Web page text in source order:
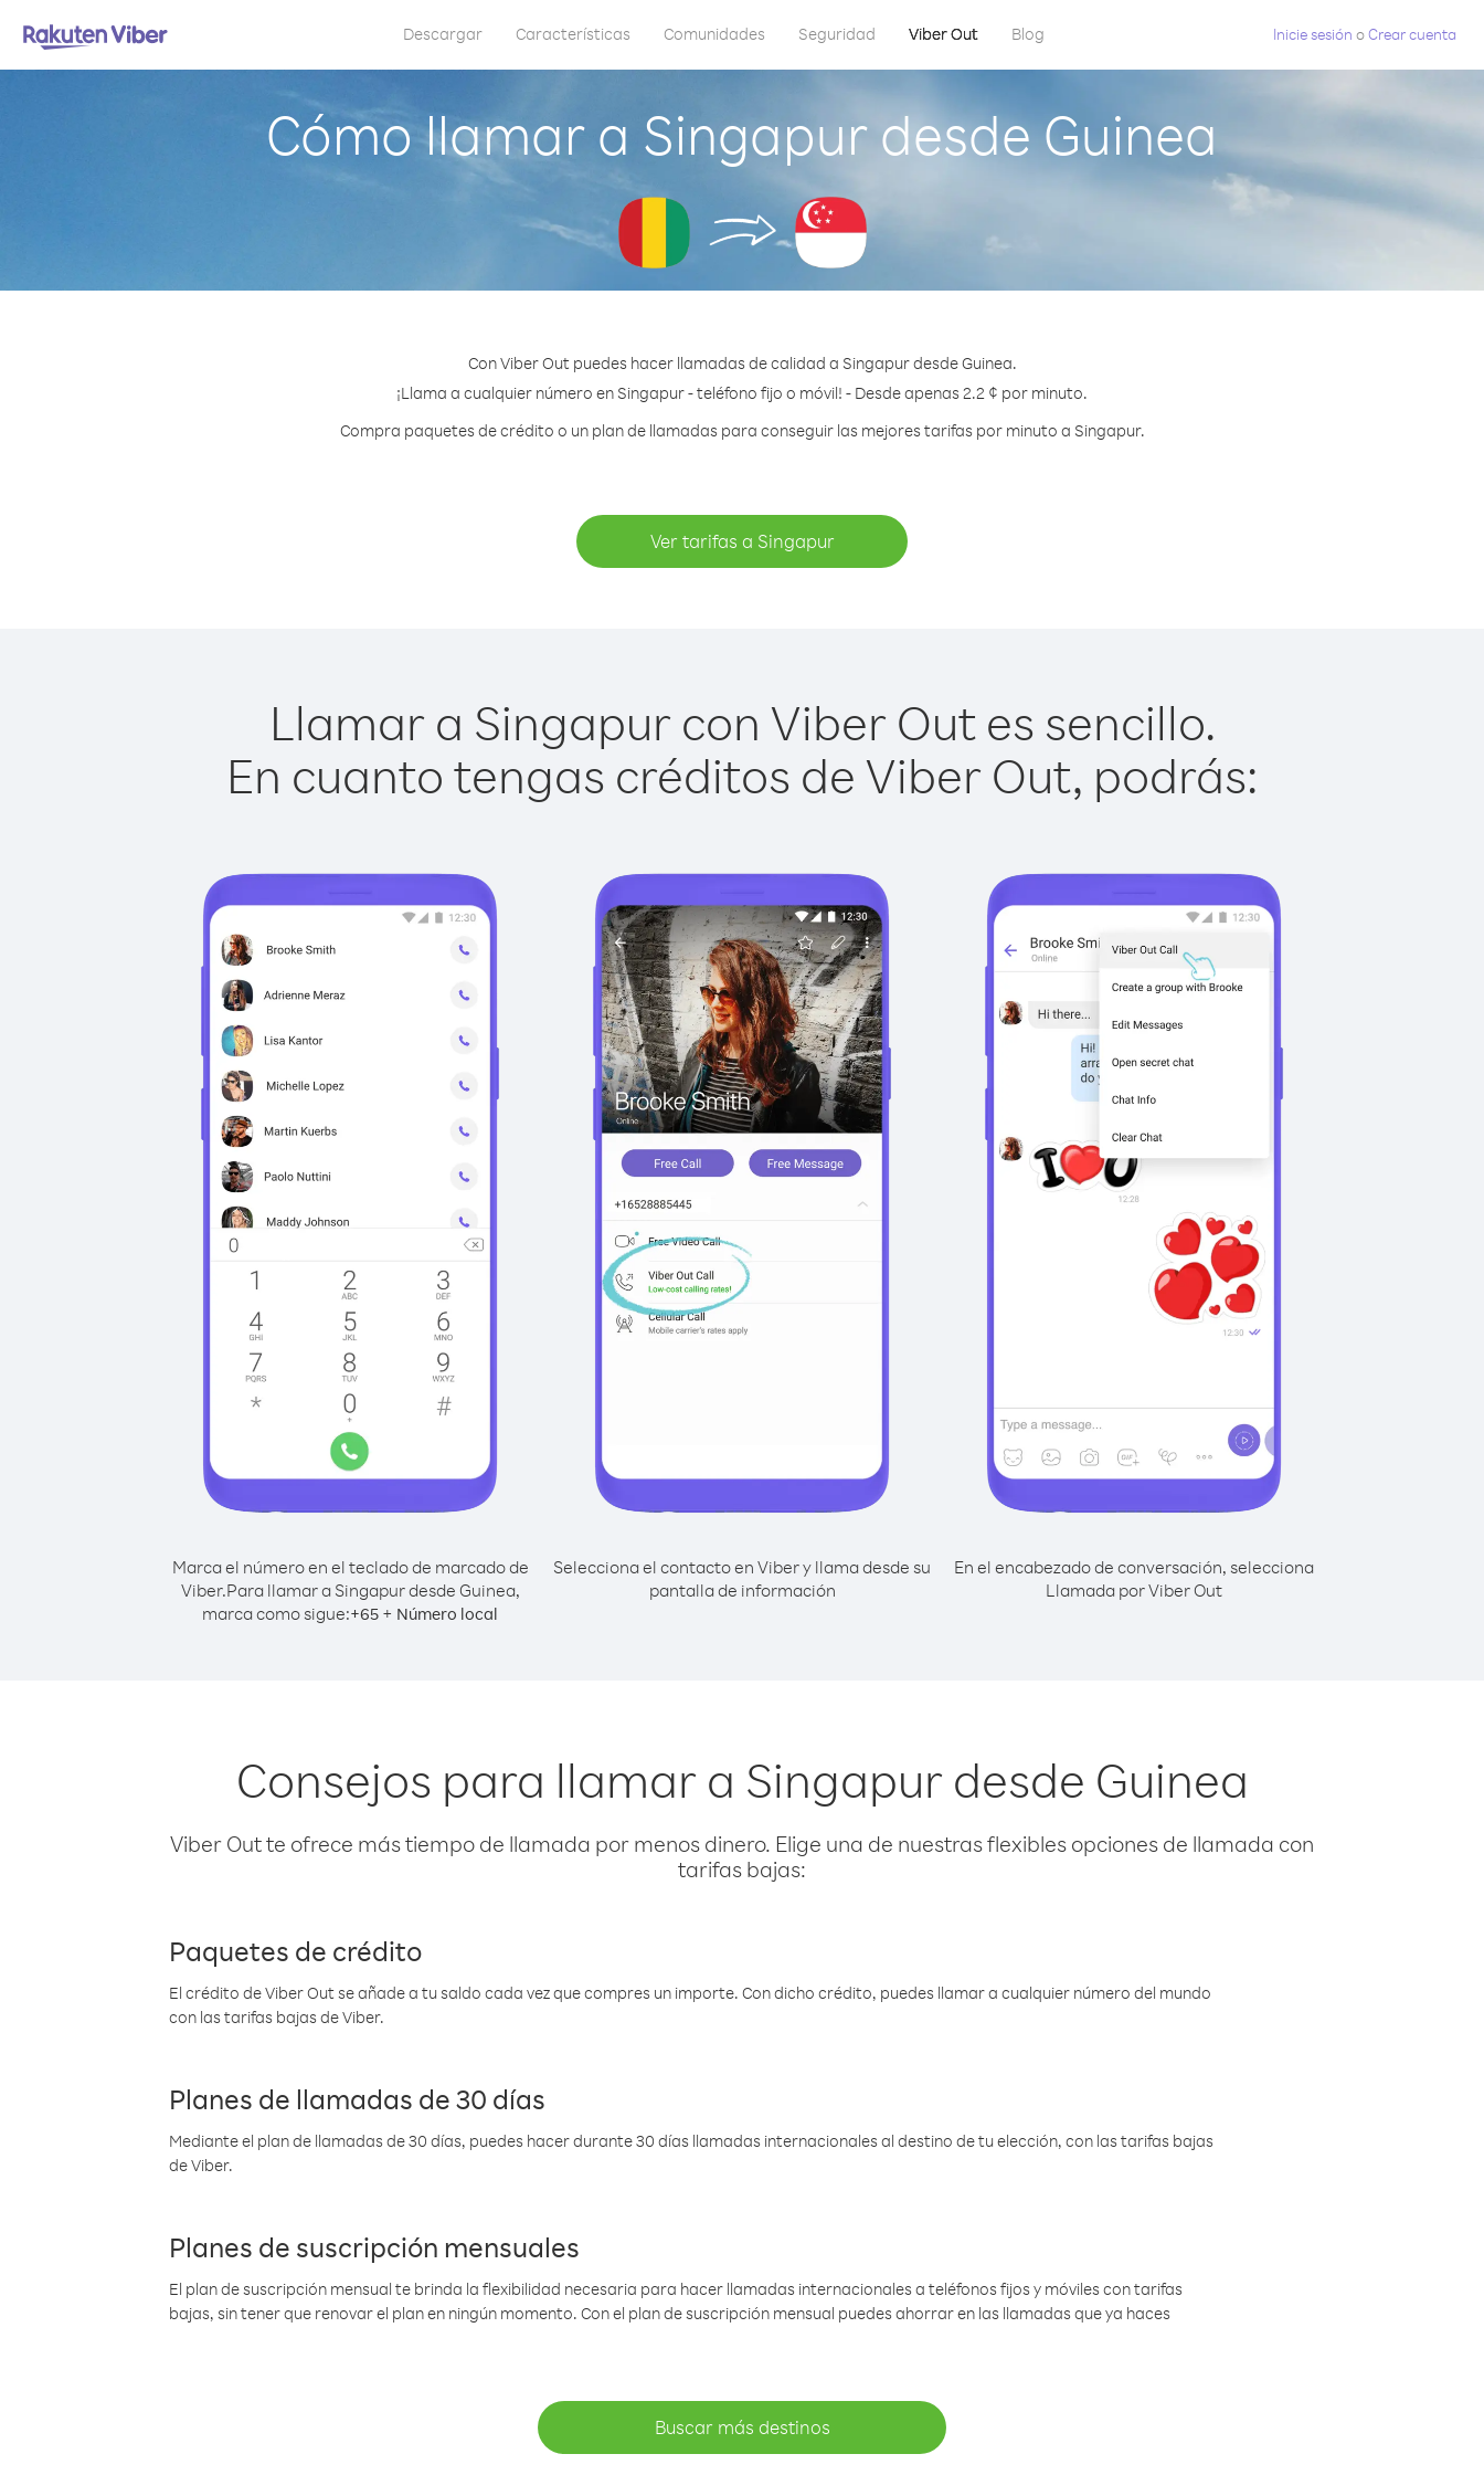
Descargar Características Comunidades Seguridad Viber Out Blog Inicie sesión oCrear cuenta
Cómo llamar a Singapur desde Guinea
Con Viber Out puedes hacer llamadas de calidad a Singapur desde Guinea.
¡Llama a cualquier número en Singapur - teléfono fijo o móvil! - Desde apenas 2.2 ¢ por minuto.
Compra paquetes de crédito o un plan de llamadas para conseguir las mejores tarifas por minuto a Singapur.
Ver tarifas a Singapur
Llamar a Singapur con Viber Out es sencillo.
En cuanto tengas créditos de Viber Out, podrás:
Marca el número en el teclado de marcado de
Viber.Para llamar a Singapur desde Guinea,
marca como sigue:+65 + Número local
Selecciona el contacto en Viber y llama desde su
pantalla de información
En el encabezado de conversación, selecciona
Llamada por Viber Out
Consejos para llamar a Singapur desde Guinea
Viber Out te ofrece más tiempo de llamada por menos dinero. Elige una de nuestras flexibles opciones de llamada con
tarifas bajas:
Paquetes de crédito
El crédito de Viber Out se añade a tu saldo cada vez que compres un importe. Con dicho crédito, puedes llamar a cualquier número del mundo
con las tarifas bajas de Viber.
Planes de llamadas de 30 días
Mediante el plan de llamadas de 30 días, puedes hacer durante 30 días llamadas internacionales al destino de tu elección, con las tarifas bajas
de Viber.
Planes de suscripción mensuales
El plan de suscripción mensual te brinda la flexibilidad necesaria para hacer llamadas internacionales a teléfonos fijos y móviles con tarifas
bajas, sin tener que renovar el plan en ningún momento. Con el plan de suscripción mensual puedes ahorrar en las llamadas que ya haces
Buscar más destinos